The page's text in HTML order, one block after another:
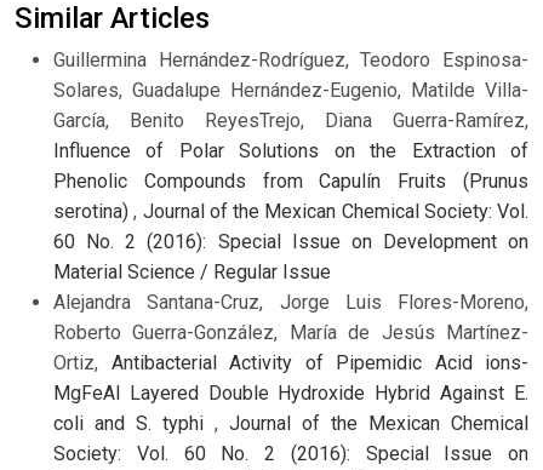
Similar Articles
Guillermina Hernández-Rodríguez, Teodoro Espinosa-
Solares, Guadalupe Hernández-Eugenio, Matilde Villa-
García, Benito ReyesTrejo, Diana Guerra-Ramírez,
Influence of Polar Solutions on the Extraction of
Phenolic Compounds from Capulín Fruits (Prunus
serotina), Journal of the Mexican Chemical Society: Vol.
60 No. 2 (2016): Special Issue on Development on
Material Science / Regular Issue
Alejandra Santana-Cruz, Jorge Luis Flores-Moreno,
Roberto Guerra-González, María de Jesús Martínez-
Ortiz, Antibacterial Activity of Pipemidic Acid ions-
MgFeAl Layered Double Hydroxide Hybrid Against E.
coli and S. typhi , Journal of the Mexican Chemical
Society: Vol. 60 No. 2 (2016): Special Issue on